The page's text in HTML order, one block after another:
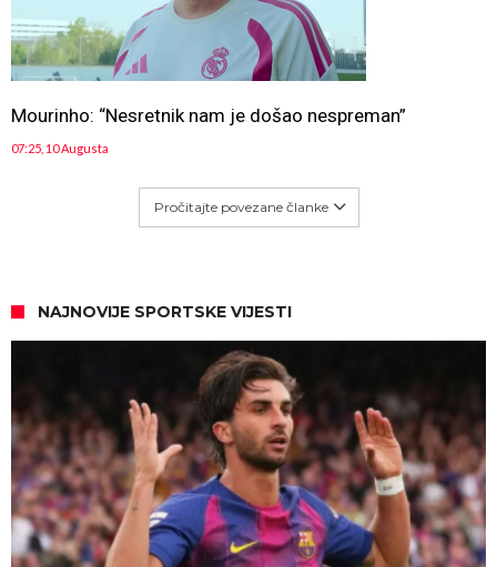
Mourinho: “Nesretnik nam je došao nespreman”
07:25, 10 Augusta
Pročitajte povezane članke
NAJNOVIJE SPORTSKE VIJESTI